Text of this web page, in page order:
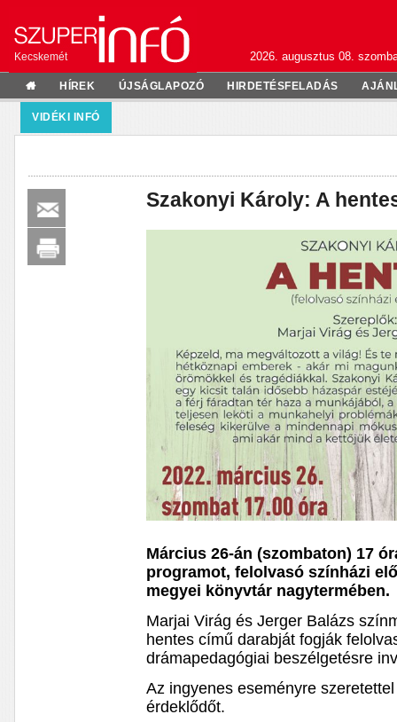
Kecskemét 2026. augusztus 08.
HÍREK ÚJSÁGLAPOZÓ HIRDETÉSFELADÁS
VIDÉKI INFÓ
Szakonyi Károly: A
Március 26-án (szombaton) 17
programot, felolvasó színházi
megyei könyvtár nagytermében.
Marjai Virág és Jerger Balázs
hentes című darabját fogják
drámapedagógiai beszélgetésre
Az ingyenes eseményre
érdeklődőt.